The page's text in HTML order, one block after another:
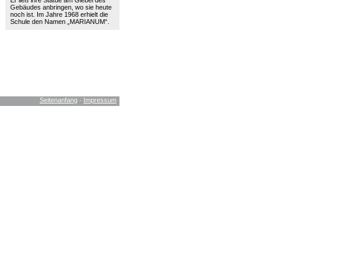
Gebäudes anbringen, wo sie heute
noch ist. Im Jahre 1968 erhielt die
Schule den Namen „MARIANUM“.
Seitenanfang · Impressum